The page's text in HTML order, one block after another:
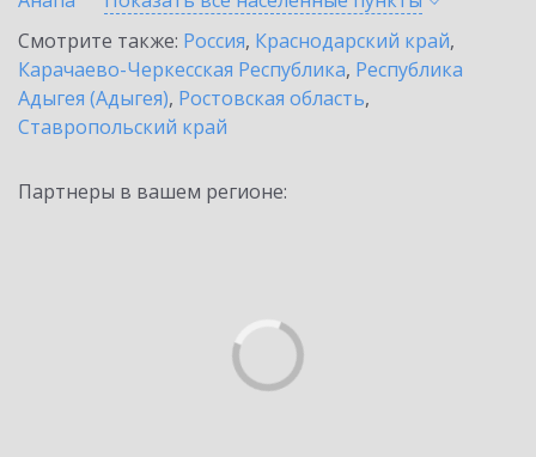
Смотрите также: Россия, Краснодарский край,
Карачаево-Черкесская Республика, Республика
Адыгея (Адыгея), Ростовская область,
Ставропольский край
Партнеры в вашем регионе: